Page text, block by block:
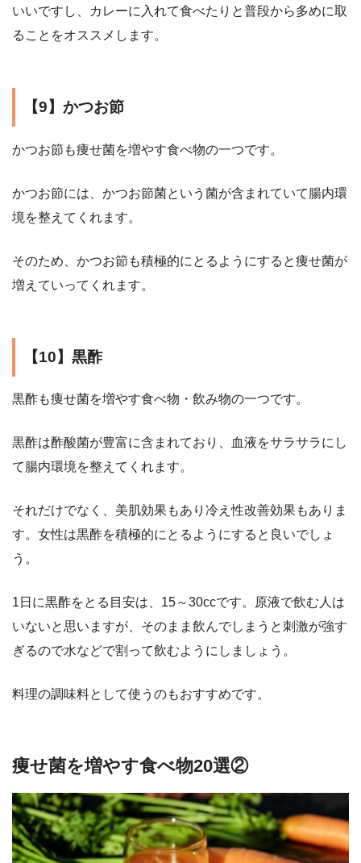
いいですし、カレーに入れて食べたりと普段から多めに取
ることをオススメします。
【9】かつお節
かつお節も痩せ菌を増やす食べ物の一つです。
かつお節には、かつお節菌という菌が含まれていて腸内環
境を整えてくれます。
そのため、かつお節も積極的にとるようにすると痩せ菌が
増えていってくれます。
【10】黒酢
黒酢も痩せ菌を増やす食べ物・飲み物の一つです。
黒酢は酢酸菌が豊富に含まれており、血液をサラサラにし
て腸内環境を整えてくれます。
それだけでなく、美肌効果もあり冷え性改善効果もありま
す。女性は黒酢を積極的にとるようにすると良いでしょ
う。
1日に黒酢をとる目安は、15～30ccです。原液で飲む人は
いないと思いますが、そのまま飲んでしまうと刺激が強す
ぎるので水などで割って飲むようにしましょう。
料理の調味料として使うのもおすすめです。
痩せ菌を増やす食べ物20選②